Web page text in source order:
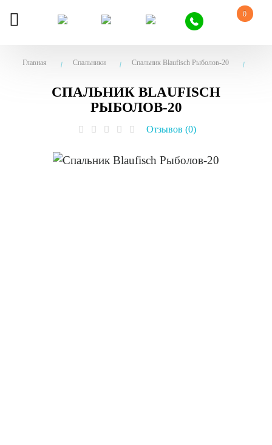
0
Главная Спальники Спальник Blaufisch Рыболов-20
СПАЛЬНИК BLAUFISCH
РЫБОЛОВ-20
Отзывов (0)